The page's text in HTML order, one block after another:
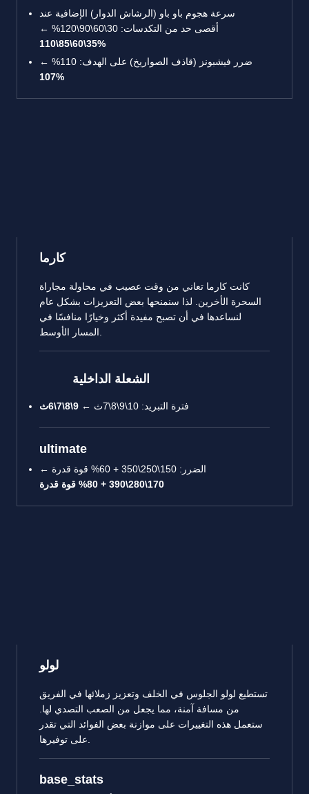
سرعة هجوم باو باو (الرشاش الدوار) الإضافية عند
أقصى حد من التكدسات: 30\60\90\120% ←
35\60\85\110%
ضرر فيشبونز (قاذف الصواريخ) على الهدف: 110% ←
107%
كارما
كانت كارما تعاني من وقت عصيب في محاولة مجاراة
السحرة الأخرين. لذا سنمنحها بعض التعزيزات بشكل عام
لنساعدها في أن تصبح مفيدة أكثر وخيارًا منافسًا في
الشعلة الداخلية
فترة التبريد: 10\9\8\7ث ←
ultimate
الضرر: 150\250\350 + 60% قوة قدرة ←
170\280\390 + 80% قوة قدرة
لولو
تستطيع لولو الجلوس في الخلف وتعزيز زملائها في الفريق
من مسافة آمنة، مما يجعل من الصعب التصدي لها.
ستعمل هذه التغييرات على موازنة بعض الفوائد التي تقدر
base_stats